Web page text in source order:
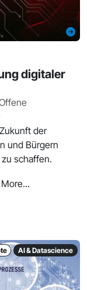
digitaler
der
und Bürgern
schaffen.
AI & Datascience